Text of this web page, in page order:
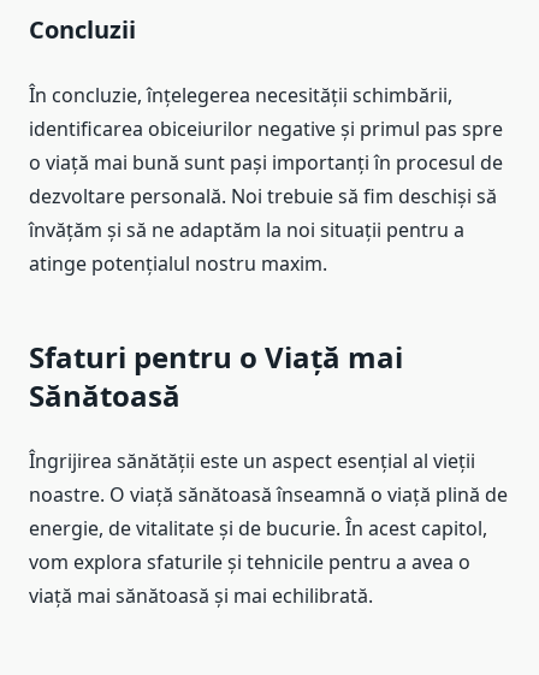
Concluzii
În concluzie, înțelegerea necesității schimbării,
identificarea obiceiurilor negative și primul pas spre
o viață mai bună sunt pași importanți în procesul de
dezvoltare personală. Noi trebuie să fim deschiși să
învățăm și să ne adaptăm la noi situații pentru a
atinge potențialul nostru maxim.
Sfaturi pentru o Viață mai
Sănătoasă
Îngrijirea sănătății este un aspect esențial al vieții
noastre. O viață sănătoasă înseamnă o viață plină de
energie, de vitalitate și de bucurie. În acest capitol,
vom explora sfaturile și tehnicile pentru a avea o
viață mai sănătoasă și mai echilibrată.